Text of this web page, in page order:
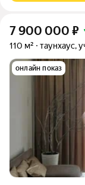
7 900 000 ₽
110 м² таунхаус,
онлайн показ